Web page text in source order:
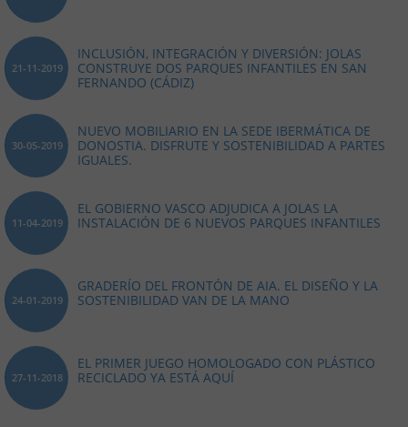
21-11-2019
INCLUSIÓN, INTEGRACIÓN Y DIVERSIÓN: JOLAS
CONSTRUYE DOS PARQUES INFANTILES EN SAN
FERNANDO (CÁDIZ)
30-05-2019
NUEVO MOBILIARIO EN LA SEDE IBERMÁTICA DE
DONOSTIA. DISFRUTE Y SOSTENIBILIDAD A PARTES
IGUALES.
11-04-2019
EL GOBIERNO VASCO ADJUDICA A JOLAS LA
INSTALACIÓN DE 6 NUEVOS PARQUES INFANTILES
24-01-2019
GRADERÍO DEL FRONTÓN DE AIA. EL DISEÑO Y LA
SOSTENIBILIDAD VAN DE LA MANO
27-11-2018
EL PRIMER JUEGO HOMOLOGADO CON PLÁSTICO
RECICLADO YA ESTÁ AQUÍ